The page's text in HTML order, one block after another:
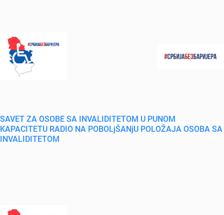
SAVET ZA OSOBE SA INVALIDITETOM U PUNOM
KAPACITETU RADIO NA POBOLjŠANjU POLOŽAJA OSOBA SA
INVALIDITETOM